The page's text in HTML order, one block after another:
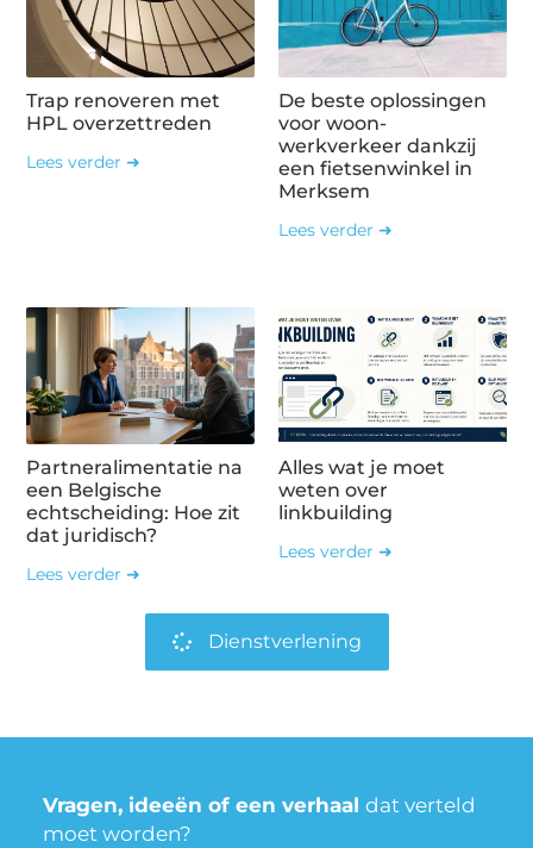
Trap renoveren met
HPL overzettreden
Lees verder ➜
De beste oplossingen
voor woon-
werkverkeer dankzij
een fietsenwinkel in
Merksem
Lees verder ➜
Partneralimentatie na
een Belgische
echtscheiding: Hoe zit
dat juridisch?
Lees verder ➜
Alles wat je moet
weten over
linkbuilding
Lees verder ➜
Dienstverlening
Vragen, ideeën of een verhaal dat verteld
moet worden?